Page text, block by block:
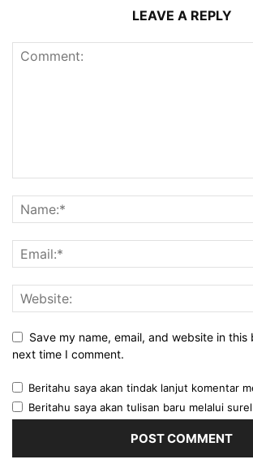
LEAVE A REPLY
Save my name, email, and website in this
next time I comment.
Beritahu saya akan tindak lanjut komentar
Beritahu saya akan tulisan baru melalui